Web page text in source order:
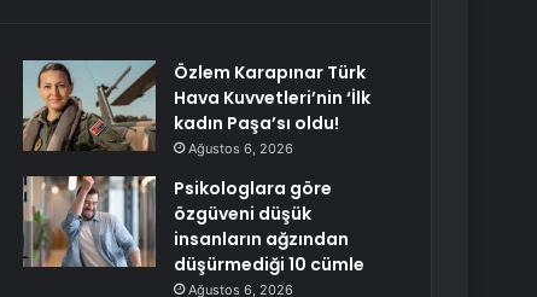
Özlem Karapınar Türk
Hava Kuvvetleri’nin ‘İlk
kadın Paşa’sı oldu!
Ağustos 6, 2026
Psikologlara göre
özgüveni düşük
insanların ağzından
düşürmediği 10 cümle
Ağustos 6, 2026